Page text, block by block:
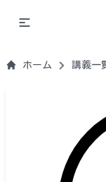
ホーム 講義一